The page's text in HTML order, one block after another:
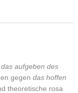
das aufgeben des
gegendas hoffen
theoretische rosa